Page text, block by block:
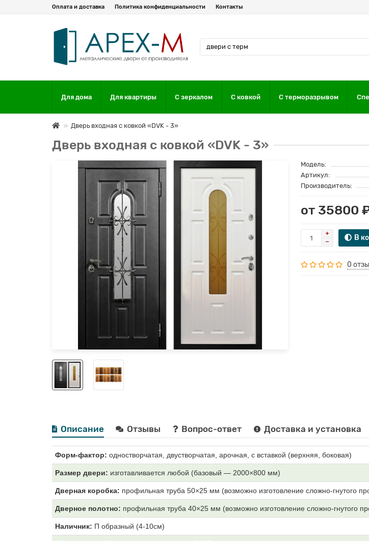
Оплата и доставка Политика конфиденциальности Контакты
Для дома Для квартиры С зеркалом С ковкой С терморазрывом
Дверь входная с ковкой «DVK - 3»
Дверь входная с ковкой «DVK - 3»
Модель:
Артикул:
Производитель:
от 35800
В
0
Описание Отзывы Вопрос-ответ Доставка и установка
Форм-фактор: одностворчатая, двустворчатая, арочная, с вставкой (верхняя, боковая)
Размер двери: изготавливается любой (базовый — 2000×800 мм)
Дверная коробка: профильная труба 50×25 мм (возможно изготовление сложно-гнутого
Дверное полотно: профильная труба 40×25 мм (возможно изготовление сложно-гнутого
Наличник: П образный (4-10см)